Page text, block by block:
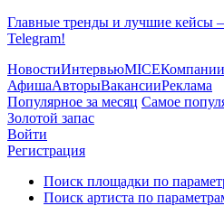
Главные тренды и лучшие кейсы
Telegram!
НовостиИнтервьюMICEКомпании
АфишаАвторыВакансииРеклама
Популярное за месяц Самое
Золотой запас
Войти
Регистрация
Поиск площадки по
Поиск артиста по